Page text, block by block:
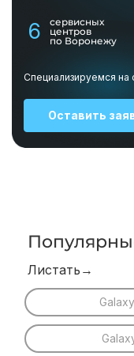
6
сервисных
центров
по Воронежу
Специализируемся
Оставить
Листать→